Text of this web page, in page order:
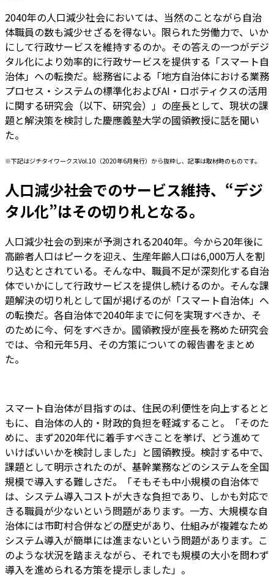
2040年の人口減少社会においては、当然のことながら自治
体職員の数も減少せざるを得ない。限られた労働力で、いか
にして行政サービスを維持するのか。その答えの一つがデジ
タル化により効率的に行政サービスを提供する「スマート自
治体」への転換だ。総務省による「地方自治体における業務
プロセス・システムの標準化およびAI・ロボティクスの活用
に関する研究会（以下、研究会）」の座長として、現状の課
題と解決策を検討した慶應義塾大学の國領教授に話を聞い
た。
※下記はジチタイワークスVol.10（2020年6月発行）から抜粋し、記事は取材時のものです。
人口減少社会でのサービス維持、“デジ
タル化”はその切り札となる。
人口減少社会の到来が予測される2040年。今から20年後に
高齢者人口はピークを迎え、生産年齢人口は6,000万人を割
り込むとされている。そんな中、職員不足が深刻化する自治
体でいかにして行政サービスを提供し続けるのか。そんな課
題解決の切り札として国が掲げるのが「スマート自治体」へ
の転換だ。各自治体で2040年までに何を実現すべきか、そ
のために今、何をすべきか。國領教授が座長を務めた研究会
では、令和元年5月、その方策についての報告書をまとめ
た。
スマート自治体が目指すのは、住民の利便性を向上するとと
もに、自治体の人的・財政的負担を軽減すること。「そのた
めに、まず2020年代に着手すべきことを挙げ、どう進めて
いけばいいかを検討しました」と國領教授。検討する中で、
課題として明示されたのが、基幹業務などのシステムを全国
規模で導入する難しさだ。「そもそも中小規模の自治体で
は、システム導入コストが大きな負担であり、しかも対応で
きる職員が少ないという問題があります。一方、大規模な自
治体には市町村合併などの歴史があり、仕組みが複雑なため
システム導入が簡単には進まないという問題があります。こ
のような状況を踏まえながら、それでも規模の大小を問わず
導入を進められる方策を提示しました」。